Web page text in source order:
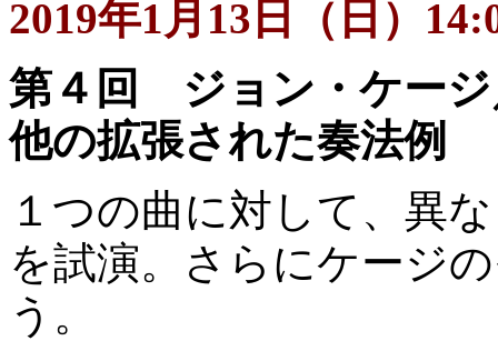
2019年1月13日（日）
第４回 ジョン・ケージ
他の拡張された奏法例
１つの曲に対して、異
を試演。さらにケージ
う。